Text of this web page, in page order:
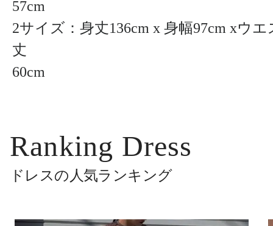
57cm
2サイズ：身丈136cm x 身幅97cm xウ
丈
60cm
Ranking Dress
ドレスの人気ランキング